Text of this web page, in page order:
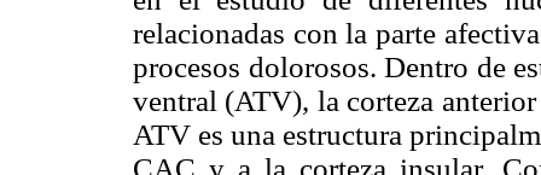
relacionadas con la parte
procesos dolorosos. Dentro de
ventral (ATV), la corteza
ATV es una estructura
CAC y a la corteza insular.